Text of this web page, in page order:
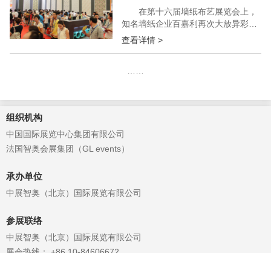
砖2013意大利博洛尼亚陶瓷卫浴展会
Cersaie之旅 据悉，今年中国...
在第十六届墙纸布艺展览会上，
知名墙纸企业百嘉利再次大放异彩。
展会期间，其以简洁而富有内涵的形
议。其中，百嘉利推出的最新款孔雀
查看详情 >
组织机构
中国国际展览中心集团有限公司
法国智奥会展集团（GL events）
承办单位
中展智奥（北京）国际展览有限公司
参展联络
中展智奥（北京）国际展览有限公司